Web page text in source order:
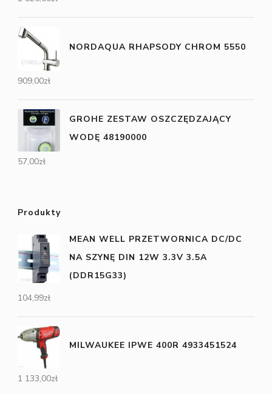
NORDAQUA RHAPSODY CHROM 5550
909,00zł
GROHE ZESTAW OSZCZĘDZAJĄCY
WODĘ 48190000
57,00zł
Produkty
MEAN WELL PRZETWORNICA DC/DC
NA SZYNĘ DIN 12W 3.3V 3.5A
(DDR15G33)
104,99zł
MILWAUKEE IPWE 400R 4933451524
1 133,00zł